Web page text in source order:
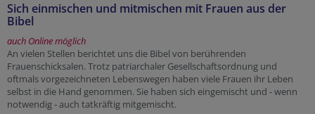
Sich einmischen und mitmischen mit Frauen aus der
Bibel
auch Online möglich
An vielen Stellen berichtet uns die Bibel von berührenden
Frauenschicksalen. Trotz patriarchaler Gesellschaftsordnung und
oftmals vorgezeichneten Lebenswegen haben viele Frauen ihr Leben
selbst in die Hand genommen. Sie haben sich eingemischt und - wenn
notwendig - auch tatkräftig mitgemischt.